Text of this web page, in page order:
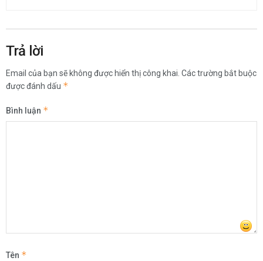
Trả lời
Email của bạn sẽ không được hiển thị công khai. Các trường bắt buộc
được đánh dấu *
Bình luận *
Tên *